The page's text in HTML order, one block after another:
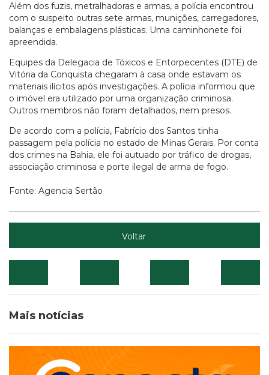
Além dos fuzis, metralhadoras e armas, a polícia encontrou
com o suspeito outras sete armas, munições, carregadores,
balanças e embalagens plásticas. Uma caminhonete foi
apreendida.
Equipes da Delegacia de Tóxicos e Entorpecentes (DTE) de
Vitória da Conquista chegaram à casa onde estavam os
materiais ilícitos após investigações. A polícia informou que
o imóvel era utilizado por uma organização criminosa.
Outros membros não foram detalhados, nem presos.
De acordo com a polícia, Fabrício dos Santos tinha
passagem pela polícia no estado de Minas Gerais. Por conta
dos crimes na Bahia, ele foi autuado por tráfico de drogas,
associação criminosa e porte ilegal de arma de fogo.
Fonte: Agencia Sertão
Voltar
Mais notícias